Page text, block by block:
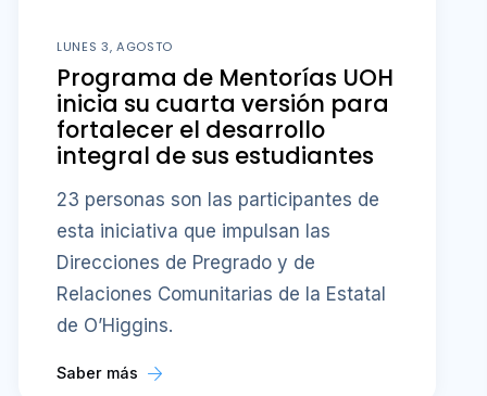
LUNES 3, AGOSTO
Programa de Mentorías UOH
inicia su cuarta versión para
fortalecer el desarrollo
integral de sus estudiantes
23 personas son las participantes de
esta iniciativa que impulsan las
Direcciones de Pregrado y de
Relaciones Comunitarias de la Estatal
de O’Higgins.
Saber más